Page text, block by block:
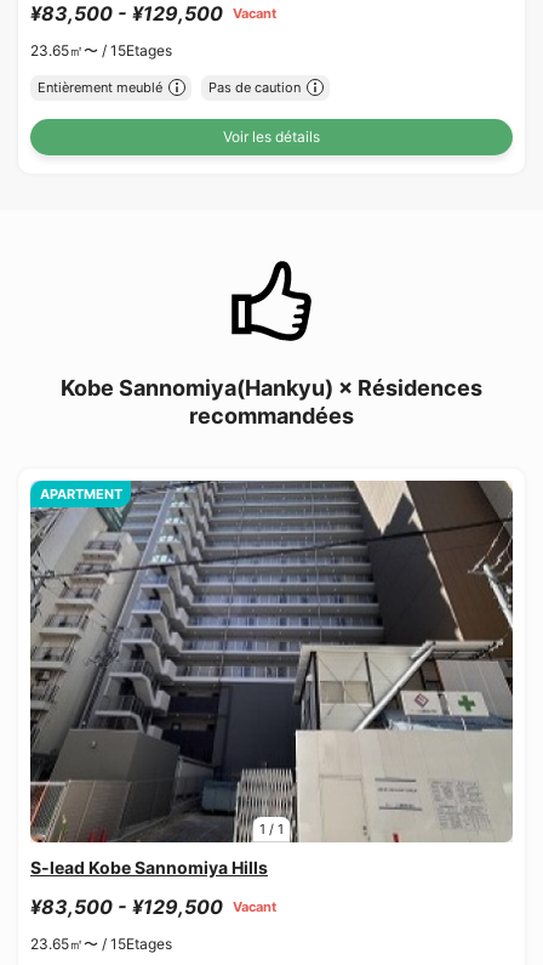
¥83,500 - ¥129,500 Vacant
23.65㎡〜 / 15Etages
Entièrement meublé Pas de caution
Voir les détails
Kobe Sannomiya(Hankyu) × Résidences
recommandées
1 / 1
APARTMENT
S-lead Kobe Sannomiya Hills
¥83,500 - ¥129,500 Vacant
23.65㎡〜 / 15Etages